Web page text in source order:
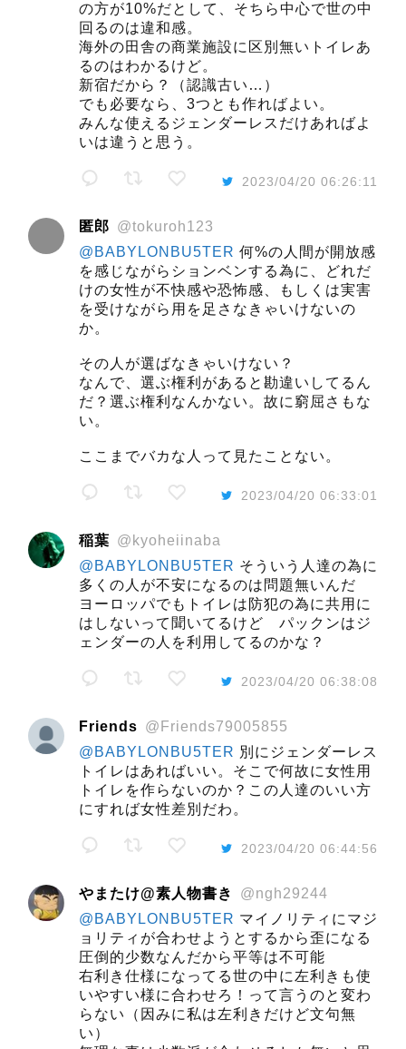
の方が10%だとして、そちら中心で世の中
回るのは違和感。
海外の田舎の商業施設に区別無いトイレあ
るのはわかるけど。
新宿だから？（認識古い…）
でも必要なら、3つとも作ればよい。
みんな使えるジェンダーレスだけあればよ
いは違うと思う。
2023/04/20 06:26:11
匿郎 @tokuroh123
@BABYLONBU5TER 何%の人間が開放感
を感じながらションベンする為に、どれだ
けの女性が不快感や恐怖感、もしくは実害
を受けながら用を足さなきゃいけないの
か。
その人が選ばなきゃいけない？
なんで、選ぶ権利があると勘違いしてるん
だ？選ぶ権利なんかない。故に窮屈さもな
い。
ここまでバカな人って見たことない。
2023/04/20 06:33:01
稲葉 @kyoheiinaba
@BABYLONBU5TER そういう人達の為に
多くの人が不安になるのは問題無いんだ
ヨーロッパでもトイレは防犯の為に共用に
はしないって聞いてるけど パックンはジ
ェンダーの人を利用してるのかな？
2023/04/20 06:38:08
Friends @Friends79005855
@BABYLONBU5TER 別にジェンダーレス
トイレはあればいい。そこで何故に女性用
トイレを作らないのか？この人達のいい方
にすれば女性差別だわ。
2023/04/20 06:44:56
やまたけ@素人物書き
@ngh29244
@BABYLONBU5TER マイノリティにマジ
ョリティが合わせようとするから歪になる
圧倒的少数なんだから平等は不可能
右利き仕様になってる世の中に左利きも使
いやすい様に合わせろ！って言うのと変わ
らない（因みに私は左利きだけど文句無
い）